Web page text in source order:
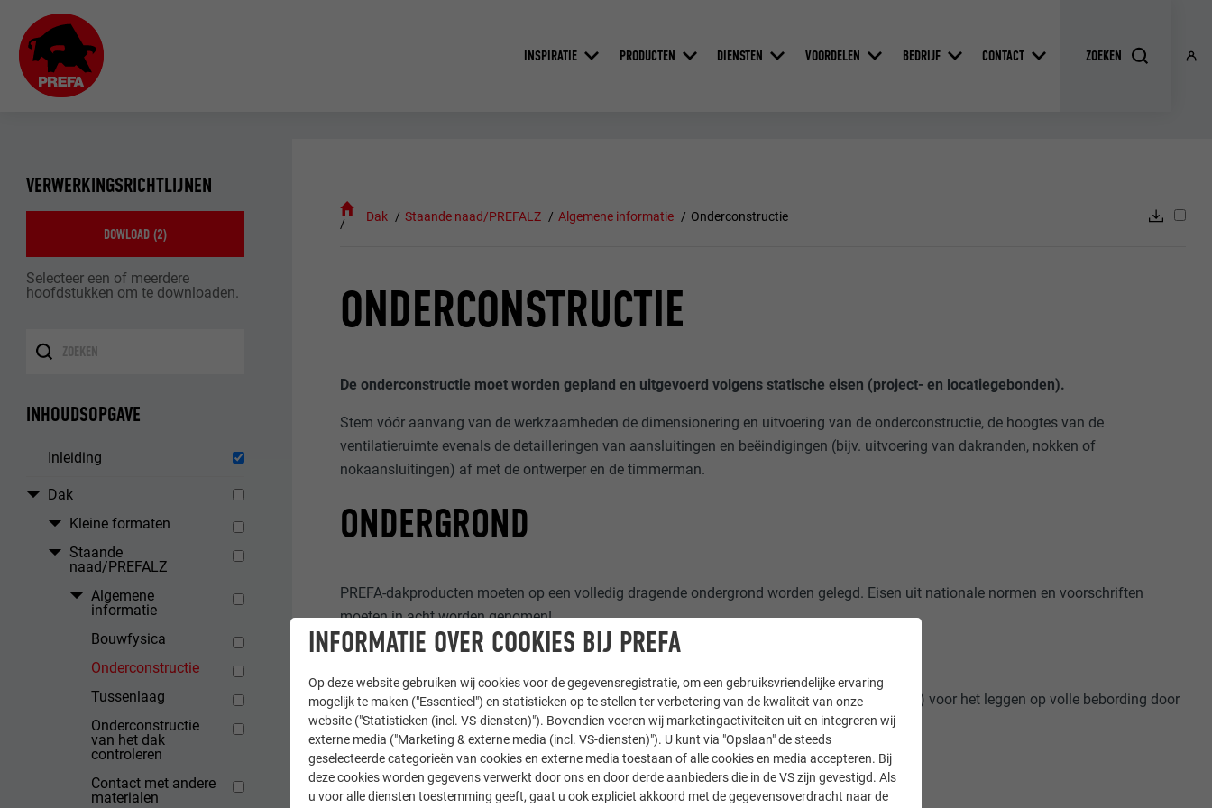
INSPIRATIE PRODUCTEN DIENSTEN VOORDELEN BEDRIJF CONTACT
VERWERKINGSRICHTLIJNEN
DOWLOAD (2)
Selecteer een of meerdere
hoofdstukken om te downloaden.
INHOUDSOPGAVE
Inleiding
Dak
Kleine formaten
Staande
naad/PREFALZ
Algemene
informatie
Bouwfysica
Onderconstructie
Tussenlaag
Onderconstructie
van het dak
controleren
Contact met andere
materialen
Dak Staande naad/PREFALZ Algemene informatie Onderconstructie
ONDERCONSTRUCTIE
De onderconstructie moet worden gepland en uitgevoerd volgens statische eisen (project- en locatiegebonden).
Stem vóór aanvang van de werkzaamheden de dimensionering en uitvoering van de onderconstructie, de hoogtes van de
ventilatieruimte evenals de detailleringen van aansluitingen en beëindigingen (bijv. uitvoering van dakranden, nokken of
nokaansluitingen) af met de ontwerper en de timmerman.
ONDERGROND
PREFA-dakproducten moeten op een volledig dragende ondergrond worden gelegd. Eisen uit nationale normen en voorschriften
moeten in acht worden genomen!
Ongeacht nationale normen en voorschriften zijn de randvoorwaarden („minimumvereisten”) voor het leggen op volle bebording door
PREFA als volgt gedefinieerd:
Plankbreedte: 80–160 mm
Plankdikte: min. 24 mm (min. 22 mm in droge toestand)
INFORMATIE OVER COOKIES BIJ PREFA
Op deze website gebruiken wij cookies voor de gegevensregistratie, om een gebruiksvriendelijke ervaring
mogelijk te maken ("Essentieel") en statistieken op te stellen ter verbetering van de kwaliteit van onze
website ("Statistieken (incl. VS-diensten)"). Bovendien voeren wij marketingactiviteiten uit en integreren wij
externe media ("Marketing & externe media (incl. VS-diensten)"). U kunt via "Opslaan" de steeds
geselecteerde categorieën van cookies en externe media toestaan of alle cookies en media accepteren. Bij
deze cookies worden gegevens verwerkt door ons en door derde aanbieders die in de VS zijn gevestigd. Als
u voor alle diensten toestemming geeft, gaat u ook expliciet akkoord met de gegevensoverdracht naar de